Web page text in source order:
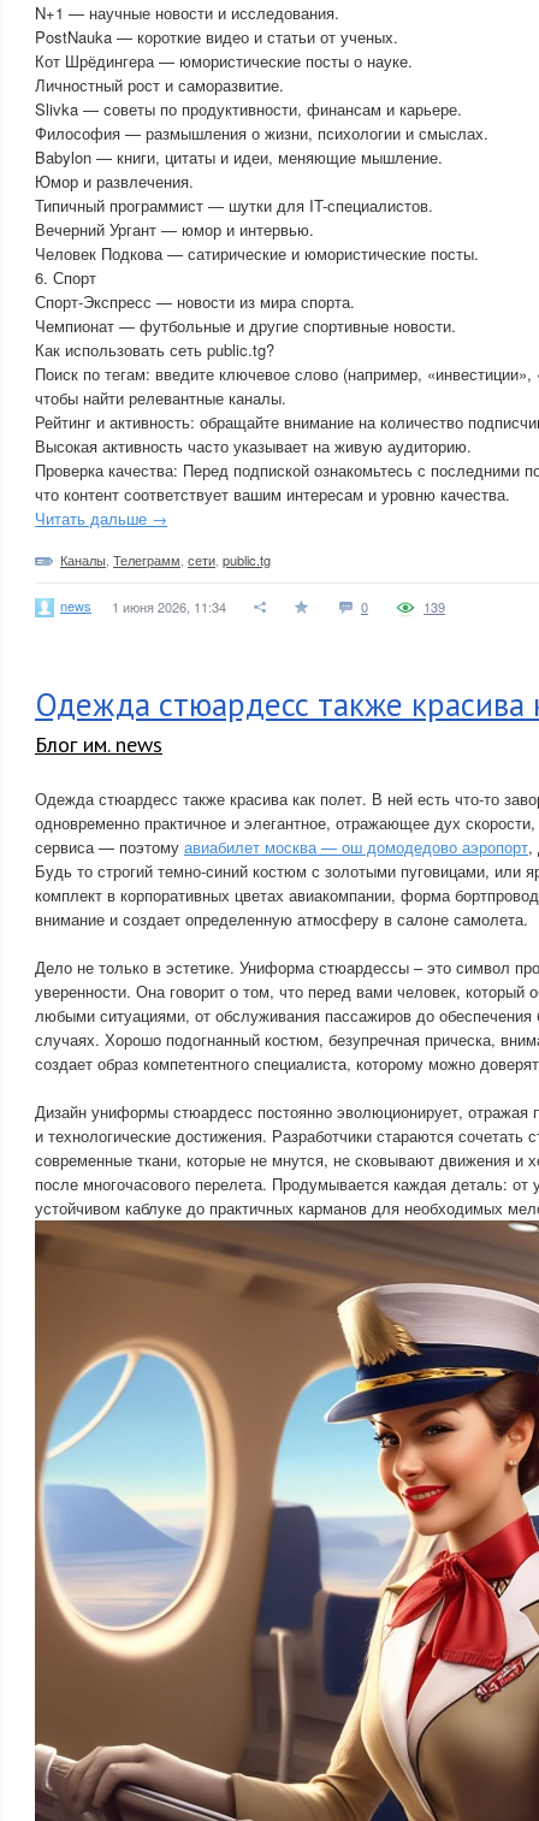
N+1 — научные новости и исследования.
PostNauka — короткие видео и статьи от ученых.
Кот Шрёдингера — юмористические посты о науке.
Личностный рост и саморазвитие.
Slivka — советы по продуктивности, финансам и карьере.
Философия — размышления о жизни, психологии и смыслах.
Babylon — книги, цитаты и идеи, меняющие мышление.
Юмор и развлечения.
Типичный программист — шутки для IT-специалистов.
Вечерний Ургант — юмор и интервью.
Человек Подкова — сатирические и юмористические посты.
6. Спорт
Спорт-Экспресс — новости из мира спорта.
Чемпионат — футбольные и другие спортивные новости.
Как использовать сеть public.tg?
Поиск по тегам: введите ключевое слово (например, «инвестиции»,
чтобы найти релевантные каналы.
Рейтинг и активность: обращайте внимание на количество
Высокая активность часто указывает на живую аудиторию.
Проверка качества: Перед подпиской ознакомьтесь с последними
что контент соответствует вашим интересам и уровню качества.
Читать дальше →
Каналы Телеграмм сети public.tg
news 1 июня 2026, 11:34 0 139
Одежда стюардесс также красива
Блог им. news
Одежда стюардесс также красива как полет. В ней есть что-то
одновременно практичное и элегантное, отражающее дух
сервиса — поэтому авиабилет москва — ош домодедово аэропорт,
Будь то строгий темно-синий костюм с золотыми пуговицами, или
комплект в корпоративных цветах авиакомпании, форма
внимание и создает определенную атмосферу в салоне самолета.
Дело не только в эстетике. Униформа стюардессы – это символ
уверенности. Она говорит о том, что перед вами человек, который
любыми ситуациями, от обслуживания пассажиров до обеспечения
случаях. Хорошо подогнанный костюм, безупречная прическа,
создает образ компетентного специалиста, которому можно
Дизайн униформы стюардесс постоянно эволюционирует, отражая
и технологические достижения. Разработчики стараются сочетать
современные ткани, которые не мнутся, не сковывают движения и
после многочасового перелета. Продумывается каждая деталь:
устойчивом каблуке до практичных карманов для необходимых